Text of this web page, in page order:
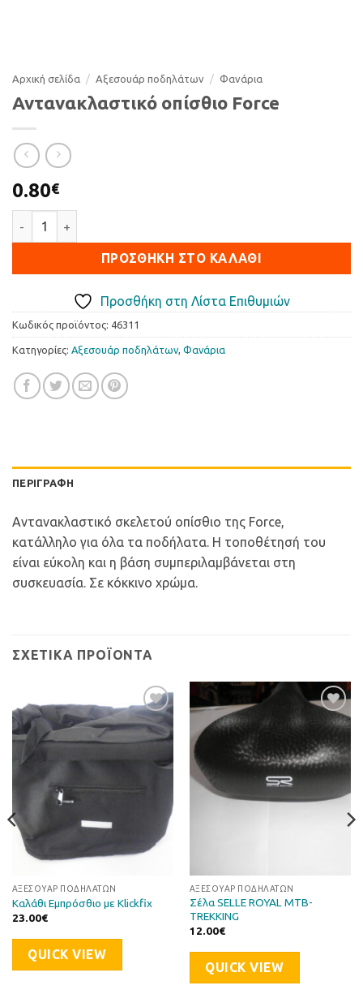
Αρχική σελίδα / Αξεσουάρ ποδηλάτων / Φανάρια
Αντανακλαστικό οπίσθιο Force
0.80€
ΠΡΟΣΘΉΚΗ ΣΤΟ ΚΑΛΆΘΙ
Προσθήκη στη Λίστα Επιθυμιών
Κωδικός προϊόντος: 46311
Κατηγορίες: Αξεσουάρ ποδηλάτων, Φανάρια
ΠΕΡΙΓΡΑΦΉ
Αντανακλαστικό σκελετού οπίσθιο της Force,
κατάλληλο για όλα τα ποδήλατα. Η τοποθέτησή του
είναι εύκολη και η βάση συμπεριλαμβάνεται στη
συσκευασία. Σε κόκκινο χρώμα.
ΣΧΕΤΙΚΆ ΠΡΟΪΌΝΤΑ
Προσθήκη
στη Λίστα
Επιθυμιών
ΑΞΕΣΟΥΆΡ ΠΟΔΗΛΆΤΩΝ
Καλάθι Εμπρόσθιο με Klickfix
23.00€
QUICK VIEW
Προσθήκη
στη Λίστα
Επιθυμιών
ΑΞΕΣΟΥΆΡ ΠΟΔΗΛΆΤΩΝ
Σέλα SELLE ROYAL MTB-
TREKKING
12.00€
QUICK VIEW